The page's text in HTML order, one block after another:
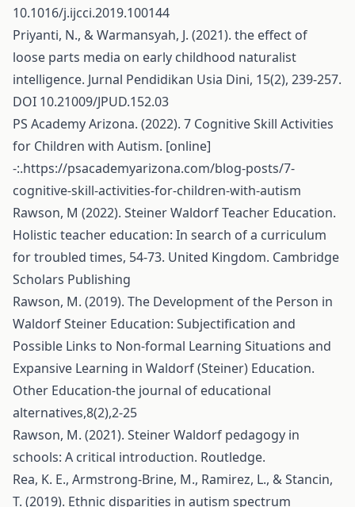
10.1016/j.ijcci.2019.100144
Priyanti, N., & Warmansyah, J. (2021). the effect of
loose parts media on early childhood naturalist
intelligence. Jurnal Pendidikan Usia Dini, 15(2), 239-257.
DOI 10.21009/JPUD.152.03
PS Academy Arizona. (2022). 7 Cognitive Skill Activities
for Children with Autism. [online]
-:.https://psacademyarizona.com/blog-posts/7-
cognitive-skill-activities-for-children-with-autism
Rawson, M (2022). Steiner Waldorf Teacher Education.
Holistic teacher education: In search of a curriculum
for troubled times, 54-73. United Kingdom. Cambridge
Scholars Publishing
Rawson, M. (2019). The Development of the Person in
Waldorf Steiner Education: Subjectification and
Possible Links to Non-formal Learning Situations and
Expansive Learning in Waldorf (Steiner) Education.
Other Education-the journal of educational
alternatives,8(2),2-25
Rawson, M. (2021). Steiner Waldorf pedagogy in
schools: A critical introduction. Routledge.
Rea, K. E., Armstrong-Brine, M., Ramirez, L., & Stancin,
T. (2019). Ethnic disparities in autism spectrum